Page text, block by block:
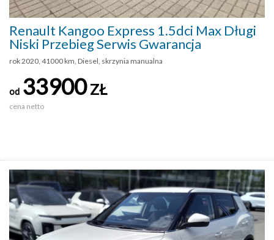
Renault Kangoo Express 1.5dci Max Długi
Niski Przebieg Serwis Gwarancja
rok 2020, 41000 km, Diesel, skrzynia manualna
od 33900ZŁ
cena netto